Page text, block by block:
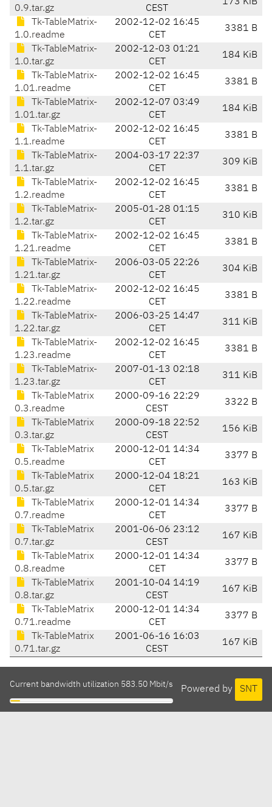
0.9.tar.gz
CEST
Tk-TableMatrix-
1.0.readme
2002-12-02 16:45
CET
3381 B
Tk-TableMatrix-
1.0.tar.gz
2002-12-03 01:21
CET
184 KiB
Tk-TableMatrix-
1.01.readme
2002-12-02 16:45
CET
3381 B
Tk-TableMatrix-
1.01.tar.gz
2002-12-07 03:49
CET
184 KiB
Tk-TableMatrix-
1.1.readme
2002-12-02 16:45
CET
3381 B
Tk-TableMatrix-
1.1.tar.gz
2004-03-17 22:37
CET
309 KiB
Tk-TableMatrix-
1.2.readme
2002-12-02 16:45
CET
3381 B
Tk-TableMatrix-
1.2.tar.gz
2005-01-28 01:15
CET
310 KiB
Tk-TableMatrix-
1.21.readme
2002-12-02 16:45
CET
3381 B
Tk-TableMatrix-
1.21.tar.gz
2006-03-05 22:26
CET
304 KiB
Tk-TableMatrix-
1.22.readme
2002-12-02 16:45
CET
3381 B
Tk-TableMatrix-
1.22.tar.gz
2006-03-25 14:47
CET
311 KiB
Tk-TableMatrix-
1.23.readme
2002-12-02 16:45
CET
3381 B
Tk-TableMatrix-
1.23.tar.gz
2007-01-13 02:18
CET
311 KiB
Tk-TableMatrix
0.3.readme
2000-09-16 22:29
CEST
3322 B
Tk-TableMatrix
0.3.tar.gz
2000-09-18 22:52
CEST
156 KiB
Tk-TableMatrix
0.5.readme
2000-12-01 14:34
CET
3377 B
Tk-TableMatrix
0.5.tar.gz
2000-12-04 18:21
CET
163 KiB
Tk-TableMatrix
0.7.readme
2000-12-01 14:34
CET
3377 B
Tk-TableMatrix
0.7.tar.gz
2001-06-06 23:12
CEST
167 KiB
Tk-TableMatrix
0.8.readme
2000-12-01 14:34
CET
3377 B
Tk-TableMatrix
0.8.tar.gz
2001-10-04 14:19
CEST
167 KiB
Tk-TableMatrix
0.71.readme
2000-12-01 14:34
CET
3377 B
Tk-TableMatrix
0.71.tar.gz
2001-06-16 16:03
CEST
167 KiB
Powered by SNT
Current bandwidth utilization 583.50 Mbit/s